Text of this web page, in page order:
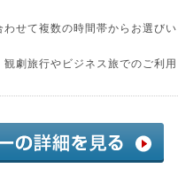
せて複数の時間帯からお選びい
劇旅行やビジネス旅でのご利用